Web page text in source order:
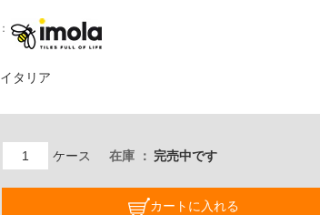
イタリア
ケース 在庫 完売中です
カートに入れる